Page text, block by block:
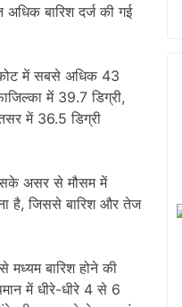
बारिश दर्ज की गई
में सबसे अधिक 43
में 39.7 डिग्री,
में 36.5 डिग्री
असर से मौसम में
है, जिससे बारिश और तेज
बारिश होने की
में धीरे-धीरे 4 से 6